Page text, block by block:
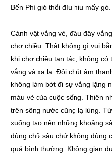
Bến Phì gió thổi đìu hiu mấy gò.
Cảnh vật vắng vẻ, đâu đây
chợ chiều. Thật không gì vui
khi chợ chiều tan tác, không
vắng và xa lạ. Đôi chút âm
không làm bớt đi sự vắng lặng
màu vẻ của cuộc sống. Thiên
trên sông nước cũng lạ lùng.
xuống tạo nên những khoảng
dùng chữ sâu chứ không dùng
quá bình thường. Không gian